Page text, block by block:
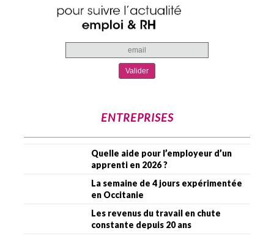
ENTREPRISES
Quelle aide pour l’employeur d’un
apprenti en 2026 ?
La semaine de 4 jours expérimentée
en Occitanie
Les revenus du travail en chute
constante depuis 20 ans